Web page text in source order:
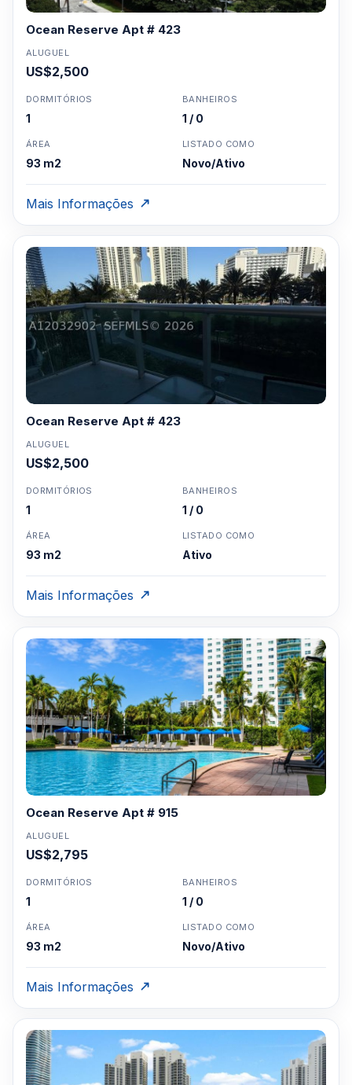
Ocean Reserve Apt # 423
ALUGUEL
US$2,500
DORMITÓRIOS
1
BANHEIROS
1 / 0
ÁREA
93 m2
LISTADO COMO
Novo/Ativo
Mais Informações
Ocean Reserve Apt # 423
ALUGUEL
US$2,500
DORMITÓRIOS
1
BANHEIROS
1 / 0
ÁREA
93 m2
LISTADO COMO
Ativo
Mais Informações
Ocean Reserve Apt # 915
ALUGUEL
US$2,795
DORMITÓRIOS
1
BANHEIROS
1 / 0
ÁREA
93 m2
LISTADO COMO
Novo/Ativo
Mais Informações